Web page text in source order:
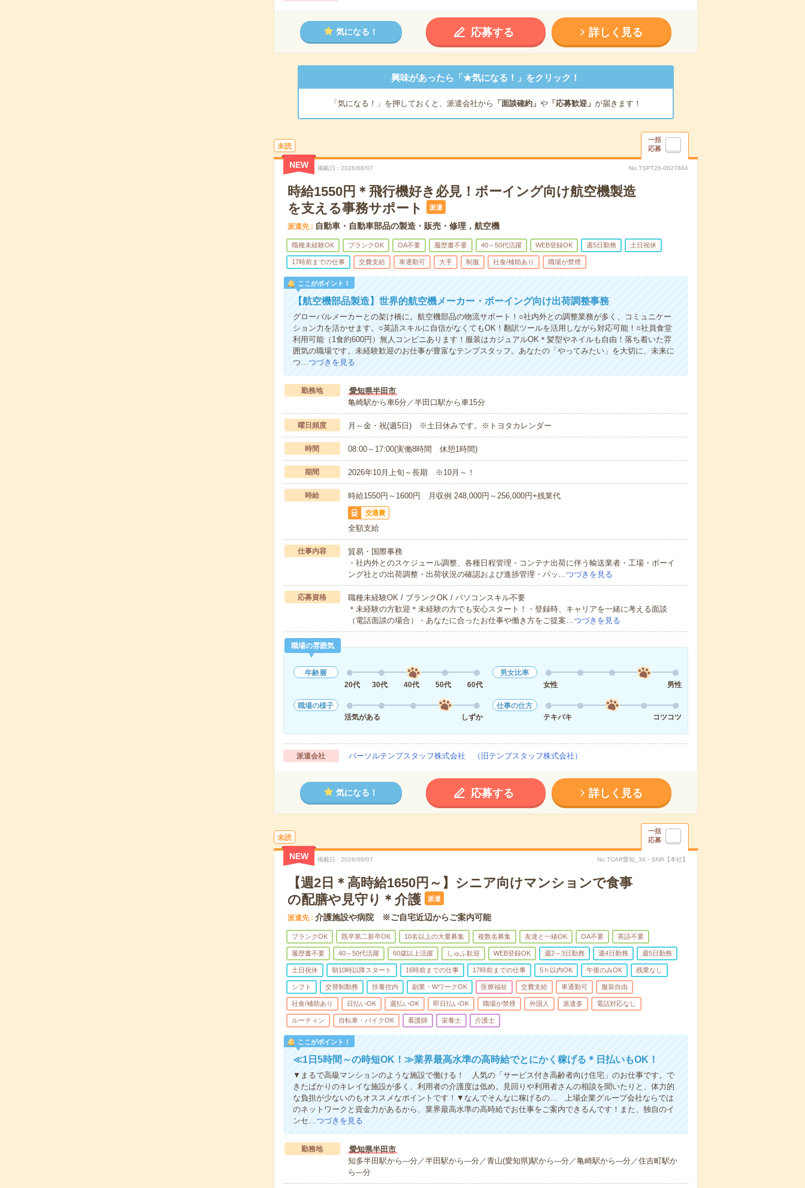
気になる！ 応募する 詳しく見る
興味があったら「★気になる！」をクリック！
「気になる！」を押しておくと、派遣会社から 「面談確約」 や「応募歓迎」 が届きます！
未読
一括
応募
NEW 掲載日 2026/08/07 No.TSPT26-0627884
時給1550円＊飛行機好き必見！ボーイング向け航空機製造
を支える事務サポート
派遣
派遣先 自動車・自動車部品の製造・販売・修理，航空機
職種未経験OK ブランクOK OA不要 履歴書不要 40～50代活躍 WEB登録OK 週5日勤務 土日祝休
17時前までの仕事 交費支給 車通勤可 大手 制服 社食/補助あり 職場が禁煙
ここがポイント！
【航空機部品製造】世界的航空機メーカー・ボーイング向け出荷調整事務
グローバルメーカーとの架け橋に。航空機部品の物流サポート！○社内外との調整業務が多く、コミュニケー
ション力を活かせます。○英語スキルに自信がなくてもOK！翻訳ツールを活用しながら対応可能！○社員食堂
利用可能（1食約600円）無人コンビニあります！服装はカジュアルOK＊髪型やネイルも自由！落ち着いた雰
囲気の職場です。未経験歓迎のお仕事が豊富なテンプスタッフ。あなたの「やってみたい」を大切に、未来に
つ…つづきを見る
勤務地
愛知県半田市
亀崎駅から車6分／半田口駅から車15分
曜日頻度 月～金・祝(週5日) ※土日休みです。※トヨタカレンダー
時間 08:00～17:00(実働8時間 休憩1時間)
期間 2026年10月上旬～長期 ※10月～！
時給 時給1550円～1600円 月収例 248,000円～256,000円+残業代
交通費
全額支給
仕事内容
貿易・国際事務
・社内外とのスケジュール調整、各種日程管理・コンテナ出荷に伴う輸送業者・工場・ボーイ
ング社との出荷調整・出荷状況の確認および進捗管理・パッ…つづきを見る
応募資格
職種未経験OK / ブランクOK / パソコンスキル不要
＊未経験の方歓迎＊未経験の方でも安心スタート！・登録時、キャリアを一緒に考える面談
（電話面談の場合）・あなたに合ったお仕事や働き方をご提案…つづきを見る
職場の雰囲気
年齢層
20代
30代 40代 50代 60代
男女比率
女性
男性
職場の様子
活気がある
しずか
仕事の仕方
テキパキ
コツコツ
派遣会社 パーソルテンプスタッフ株式会社 （旧テンプスタッフ株式会社）
気になる！ 応募する 詳しく見る
未読
一括
応募
NEW 掲載日 2026/08/07 No.TCAR愛知_34・SNR【本社】
【週2日＊高時給1650円～】シニア向けマンションで食事
の配膳や見守り＊介護
派遣
派遣先 介護施設や病院 ※ご自宅近辺からご案内可能
ブランクOK 既卒第二新卒OK 10名以上の大量募集 複数名募集 友達と一緒OK OA不要 英語不要
履歴書不要 40～50代活躍 60歳以上活躍 しゅふ歓迎 WEB登録OK 週2～3日勤務 週4日勤務 週5日勤務
土日祝休 朝10時以降スタート 16時前までの仕事 17時前までの仕事 5ｈ以内OK 午後のみOK 残業なし
シフト 交替制勤務 扶養控内 副業・WワークOK 医療福祉 交費支給 車通勤可 服装自由
社食/補助あり 日払いOK 週払いOK 即日払いOK 職場が禁煙 外国人 派遣多 電話対応なし
ルーティン 自転車・バイクOK 看護師 栄養士 介護士
ここがポイント！
≪1日5時間～の時短OK！≫業界最高水準の高時給でとにかく稼げる＊日払いもOK！
▼まるで高級マンションのような施設で働ける！ 人気の「サービス付き高齢者向け住宅」のお仕事です。で
きたばかりのキレイな施設が多く、利用者の介護度は低め。見回りや利用者さんの相談を聞いたりと、体力的
な負担が少ないのもオススメなポイントです！▼なんでそんなに稼げるの... 上場企業グループ会社ならでは
のネットワークと資金力があるから、業界最高水準の高時給でお仕事をご案内できるんです！また、独自のイ
ンセ…つづきを見る
勤務地
愛知県半田市
知多半田駅から---分／半田駅から---分／青山(愛知県)駅から---分／亀崎駅から---分／住吉町駅か
ら---分